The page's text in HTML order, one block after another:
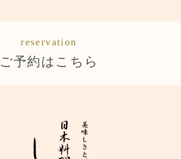
reservation
ご予約はこちら